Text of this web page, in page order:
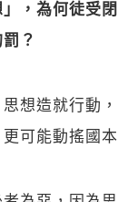
，為何徒受
？
想造就行動
可能動搖國本